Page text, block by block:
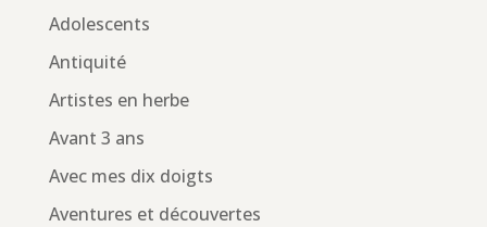
Adolescents
Antiquité
Artistes en herbe
Avant 3 ans
Avec mes dix doigts
Aventures et découvertes